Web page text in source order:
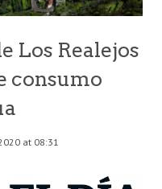
Los Realejos
consumo
at 08:31